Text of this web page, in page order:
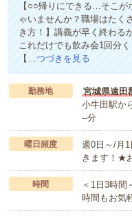
【○○帰りにできる…そこ
ゃいませんか？職場はたく
き方！】講義が早く終わる
これだけでも飲み会1回分
【…つづきを見る
勤務地
宮城県遠田
小牛田駅か
--分
曜日頻度
週0日～/月
きます！★
時間
＜1日3時
時間もお気